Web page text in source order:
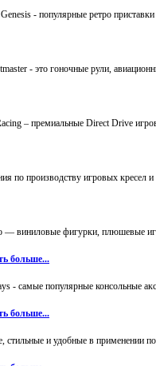
- популярные ретро
- это гоночные рули,
– премиальные Direct Drive
по производству игровых кресел
— виниловые фигурки, плюшевые
больше...
- самые популярные консольные
больше...
стильные и удобные в применении